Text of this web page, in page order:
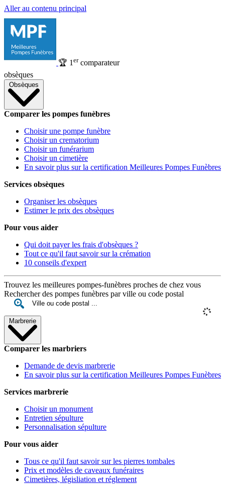
Aller au contenu principal
🏆 1 ercomparateur
obsèques
Obsèques
Comparer les pompes funèbres
Choisir une pompe funèbre
Choisir un crematorium
Choisir un funérarium
Choisir un cimetière
En savoir plus sur la certification Meilleures Pompes Funèbres
Services obsèques
Organiser les obsèques
Estimer le prix des obsèques
Pour vous aider
Qui doit payer les frais d'obsèques ?
Tout ce qu'il faut savoir sur la crémation
10 conseils d'expert
Trouvez les meilleures pompes-funèbres proches de chez vous
Rechercher des pompes funèbres par ville ou code postal
Marbrerie
Comparer les marbriers
Demande de devis marbrerie
En savoir plus sur la certification Meilleures Pompes Funèbres
Services marbrerie
Choisir un monument
Entretien sépulture
Personnalisation sépulture
Pour vous aider
Tous ce qu'il faut savoir sur les pierres tombales
Prix et modèles de caveaux funéraires
Cimetières, législiation et réglement